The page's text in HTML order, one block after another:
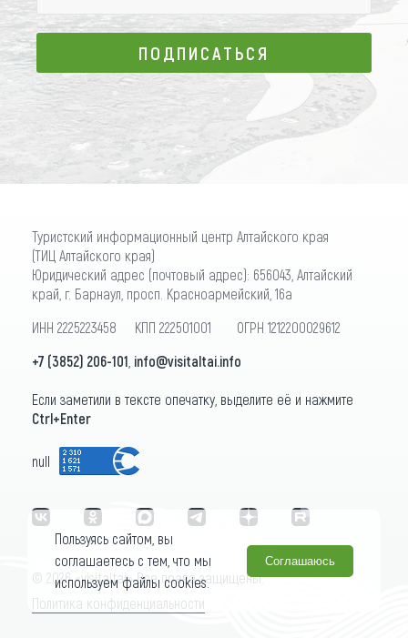
ПОДПИСАТЬСЯ
ПОДПИСАТЬСЯ
Туристский информационный центр Алтайского края
(ТИЦ Алтайского края)
Юридический адрес (почтовый адрес): 656043, Алтайский
край, г. Барнаул, просп. Красноармейский, 16а
ИНН 2225223458 КПП 222501001 ОГРН 1212200029612
+7 (3852) 206-101 info@visitaltai.info
Если заметили в тексте опечатку, выделите её и нажмите
Ctrl+Enter
null
© 2026 «visitaltai» Все права защищены.
Политика конфиденциальности
Пользуясь сайтом, вы
соглашаетесь с тем, что мы
используем файлы cookies.
Соглашаюсь